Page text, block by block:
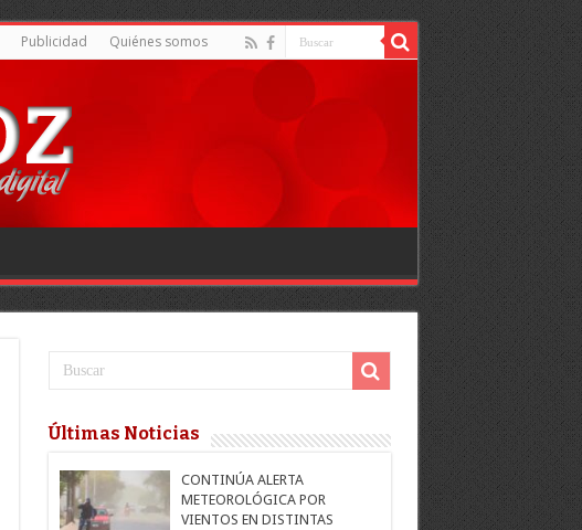
Publicidad Quiénes somos
Últimas Noticias
CONTINÚA ALERTA
METEOROLÓGICA POR
VIENTOS EN DISTINTAS